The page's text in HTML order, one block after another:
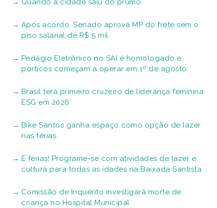
Quando a cidade saiu do prumo
Após acordo, Senado aprova MP do frete sem o
piso salarial de R$ 5 mil
Pedágio Eletrônico no SAI é homologado e
pórticos começam a operar em 1º de agosto
Brasil terá primeiro cruzeiro de liderança feminina
ESG em 2026
Bike Santos ganha espaço como opção de lazer
nas férias
É férias! Programe-se com atividades de lazer e
cultura para todas as idades na Baixada Santista
Comissão de Inquérito investigará morte de
criança no Hospital Municipal